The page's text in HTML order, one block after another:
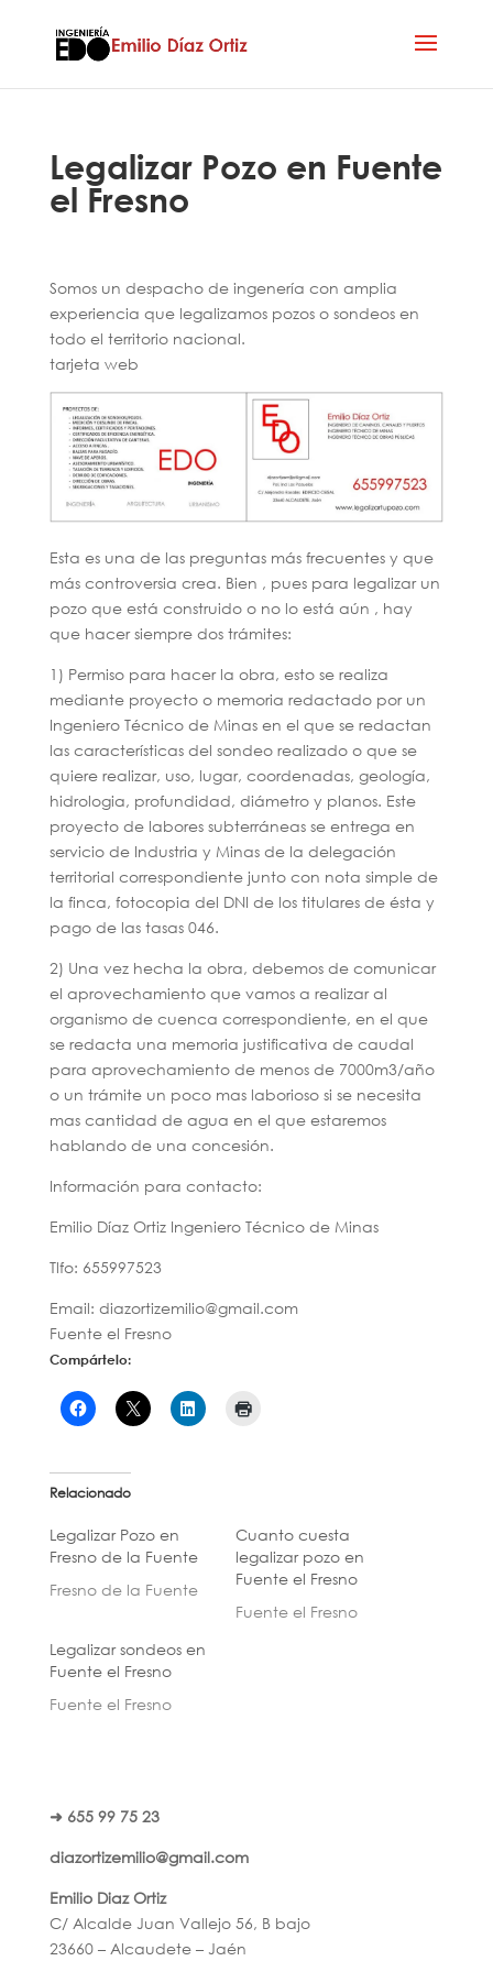
Legalizar Pozo en Fuente
el Fresno
Somos un despacho de ingenería con amplia
experiencia que legalizamos pozos o sondeos en
todo el territorio nacional.
tarjeta web
Esta es una de las preguntas más frecuentes y que
más controversia crea. Bien , pues para legalizar un
pozo que está construido o no lo está aún , hay
que hacer siempre dos trámites:
1) Permiso para hacer la obra, esto se realiza
mediante proyecto o memoria redactado por un
Ingeniero Técnico de Minas en el que se redactan
las características del sondeo realizado o que se
quiere realizar, uso, lugar, coordenadas, geología,
hidrologia, profundidad, diámetro y planos. Este
proyecto de labores subterráneas se entrega en
servicio de Industria y Minas de la delegación
territorial correspondiente junto con nota simple de
la finca, fotocopia del DNI de los titulares de ésta y
pago de las tasas 046.
2) Una vez hecha la obra, debemos de comunicar
el aprovechamiento que vamos a realizar al
organismo de cuenca correspondiente, en el que
se redacta una memoria justificativa de caudal
para aprovechamiento de menos de 7000m3/año
o un trámite un poco mas laborioso si se necesita
mas cantidad de agua en el que estaremos
hablando de una concesión.
Información para contacto:
Emilio Díaz Ortiz Ingeniero Técnico de Minas
Tlfo: 655997523
Email: diazortizemilio@gmail.com
Fuente el Fresno
Compártelo:
Relacionado
Legalizar Pozo en
Fresno de la Fuente
Fresno de la Fuente
Cuanto cuesta
legalizar pozo en
Fuente el Fresno
Fuente el Fresno
Legalizar sondeos en
Fuente el Fresno
Fuente el Fresno
➜ 655 99 75 23
diazortizemilio@gmail.com
Emilio Diaz Ortiz
C/ Alcalde Juan Vallejo 56, B bajo
23660 – Alcaudete – Jaén